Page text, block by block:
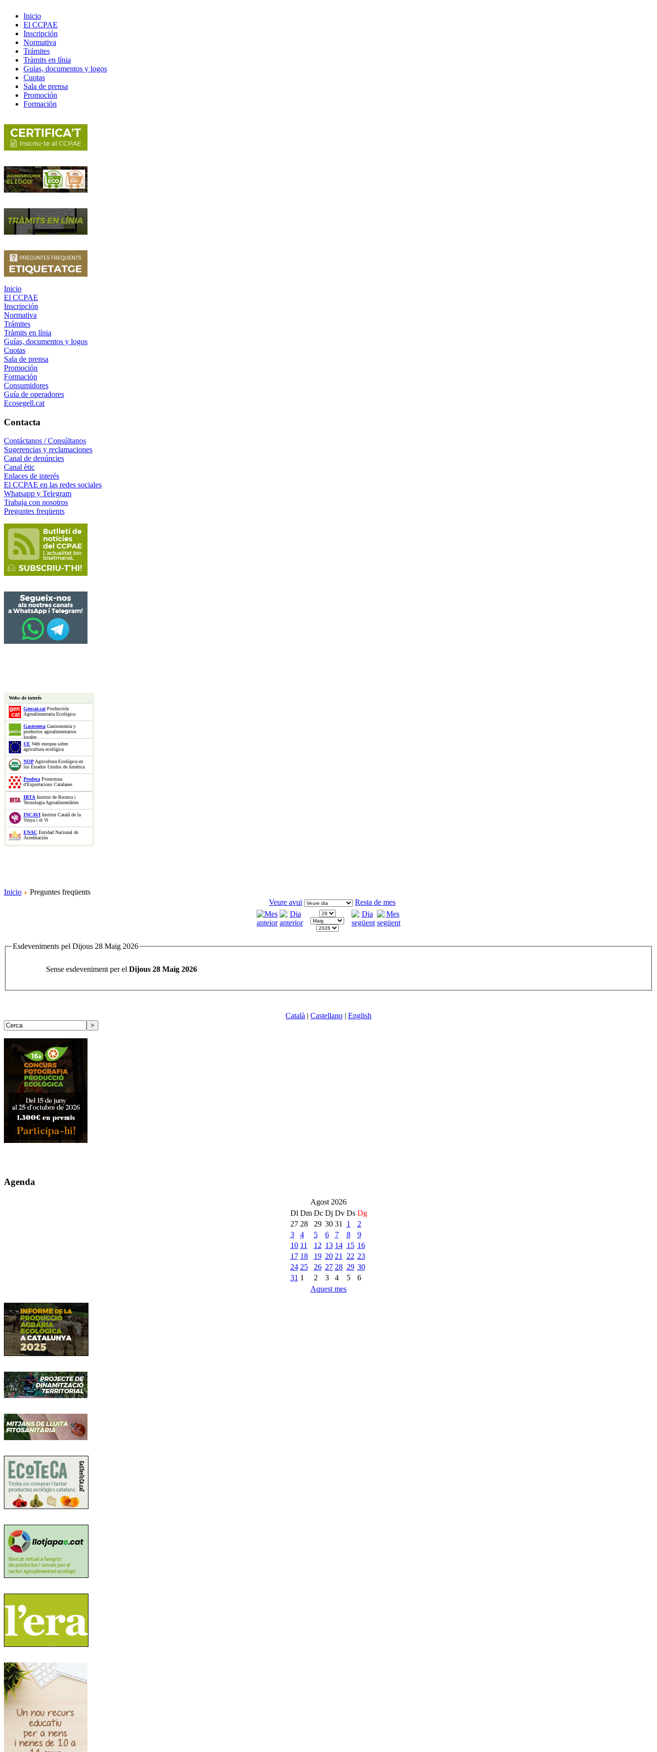
Inicio
El CCPAE
Inscripción
Normativa
Trámites
Tràmits en línia
Guías, documentos y logos
Cuotas
Sala de prensa
Promoción
Formación
Inicio
El CCPAE
Inscripción
Normativa
Trámites
Tràmits en línia
Guías, documentos y logos
Cuotas
Sala de prensa
Promoción
Formación
Consumidores
Guía de operadores
Ecosegell.cat
Contacta
Contáctanos / Consúltanos
Sugerencias y reclamaciones
Canal de denúncies
Canal ètic
Enlaces de interés
El CCPAE en las redes sociales
Whatsapp y Telegram
Trabaja con nosotros
Preguntes freqüents
Webs de interés
Gencat.catProducción
Agroalimentaria Ecológica
Gastroteca Gastronomía y
productos agroalimentarios
locales
UE Web europea sobre
agricultura ecológica
NOPAgricultura Ecológica en
los Estados Unidos de América
Prodeca Promotora
d'Exportacions Catalanes
IRTA Institut de Recerca i
Tecnologia Agroalimentàries
INCAVI Institut Català de la
Vinya i el Vi
ENAC Entidad Nacional de
Acreditación
Inicio
Preguntes freqüents
Veure avui
Resta de mes
Esdeveniments pel Dijous 28 Maig 2026
Sense esdeveniment per el Dijous 28 Maig 2026
Català | Castellano | English
Agenda
Agost 2026
Dl Dm Dc Dj Dv Ds Dg
27 28 29 30 31 1
2
3
4 5 6 7 8
9
10 11 12 13 14 15 16
17 18 19 20 21 22 23
24 25 26 27 28 29 30
31 1 2 3 4 5
6
Aquest mes